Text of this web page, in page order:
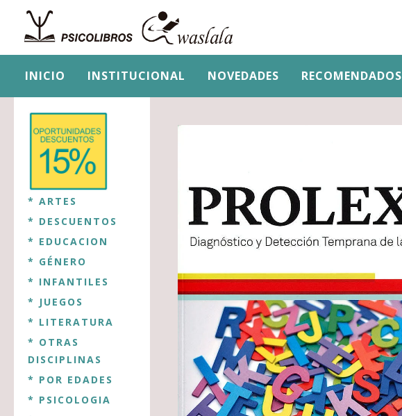
INICIO INSTITUCIONAL NOVEDADES RECOMENDADOS
* ARTES
* DESCUENTOS
* EDUCACION
* GÉNERO
* INFANTILES
* JUEGOS
* LITERATURA
* OTRAS
DISCIPLINAS
* POR EDADES
* PSICOLOGIA